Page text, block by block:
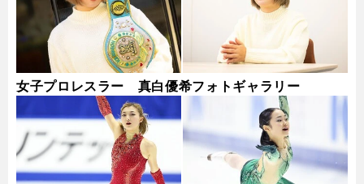
女子プロレスラー 真白優希フォトギャラリー